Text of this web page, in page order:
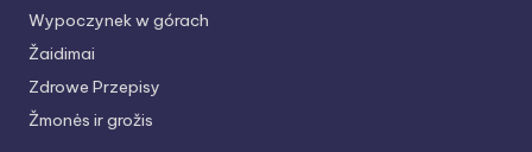
Wypoczynek w górach
Žaidimai
Zdrowe Przepisy
Žmonės ir grožis